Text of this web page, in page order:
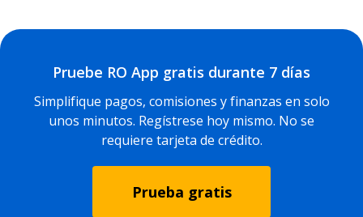
Pruebe RO App gratis durante 7 días
Simplifique pagos, comisiones y finanzas en solo
unos minutos. Regístrese hoy mismo. No se
requiere tarjeta de crédito.
Prueba gratis